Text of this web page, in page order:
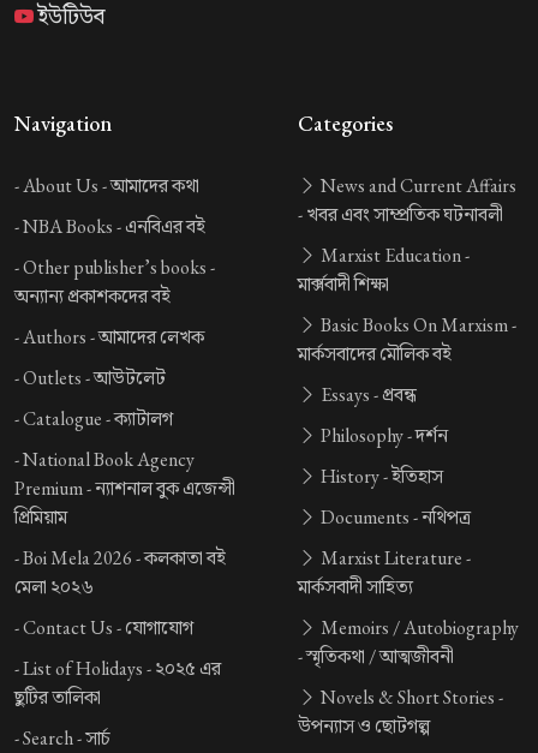
ইউটিউব
Navigation
-About Us -আমাদের কথা
-NBA Books -এনবিএর বই
-Other publisher’s books -
অন্যান্য প্রকাশকদের বই
-Authors -আমাদের লেখক
-Outlets -আউটলেট
-Catalogue -ক্যাটালগ
-National Book Agency
Premium -ন্যাশনাল বুক এজেন্সী
প্রিমিয়াম
-Boi Mela 2026 -কলকাতা বই
মেলা ২০২৬
-Contact Us -যোগাযোগ
-List of Holidays -২০২৫ এর
ছুটির তালিকা
-Search -সার্চ
Categories
News and Current Affairs
-খবর এবং সাম্প্রতিক ঘটনাবলী
Marxist Education -
মার্ক্সবাদী শিক্ষা
Basic Books On Marxism -
মার্কসবাদের মৌলিক বই
Essays -প্রবন্ধ
Philosophy -দর্শন
History -ইতিহাস
Documents -নথিপত্র
Marxist Literature -
মার্কসবাদী সাহিত্য
Memoirs / Autobiography
-স্মৃতিকথা / আত্মজীবনী
Novels & Short Stories -
উপন্যাস ও ছোটগল্প